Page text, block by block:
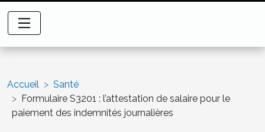
Accueil
Santé
Formulaire S3201 : l’attestation de salaire pour le
paiement des indemnités journalières